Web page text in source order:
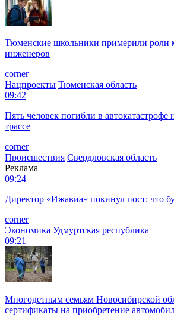
Тюменские школьники примерили роли
инженеров
corner
Нацпроекты Тюменская область
09:42
Пять человек погибли в автокатастрофе
трассе
corner
Происшествия Свердловская область
Реклама
09:24
Директор «Ижавиа» покинул пост: что
corner
Экономика Удмуртская республика
09:21
Многодетным семьям Новосибирской
сертификаты на приобретение